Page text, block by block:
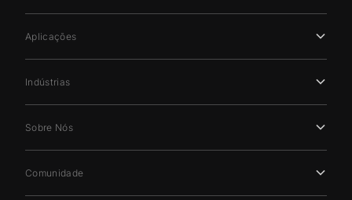
Aplicações
Indústrias
Sobre Nós
Comunidade